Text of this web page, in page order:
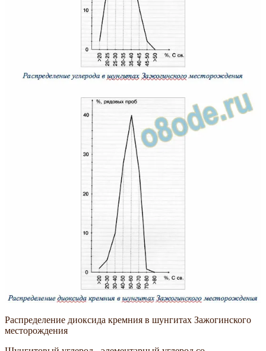
Распределение диоксида кремния в шунгитах Зажогинского
месторождения